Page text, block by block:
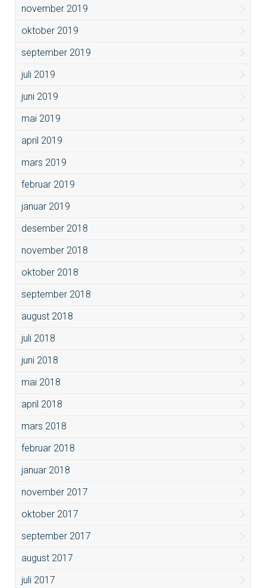
november 2019
oktober 2019
september 2019
juli 2019
juni 2019
mai 2019
april 2019
mars 2019
februar 2019
januar 2019
desember 2018
november 2018
oktober 2018
september 2018
august 2018
juli 2018
juni 2018
mai 2018
april 2018
mars 2018
februar 2018
januar 2018
november 2017
oktober 2017
september 2017
august 2017
juli 2017